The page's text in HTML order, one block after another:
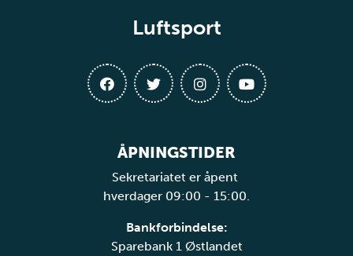
Luftsport
ÅPNINGSTIDER
Sekretariatet er åpent
hverdager 09:00 - 15:00.
Bankforbindelse:
Sparebank 1 Østlandet